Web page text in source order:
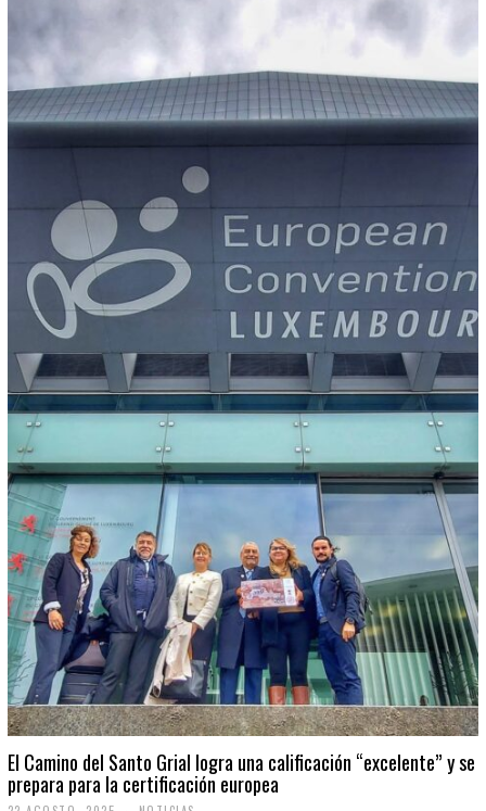
El Camino del Santo Grial logra una calificación “excelente” y se
prepara para la certificación europea